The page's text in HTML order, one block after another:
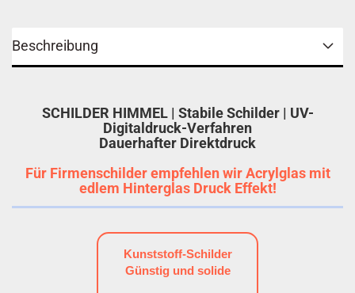
Beschreibung
SCHILDER HIMMEL | Stabile Schilder | UV-
Digitaldruck-Verfahren
Dauerhafter Direktdruck
Für Firmenschilder empfehlen wir Acrylglas mit
edlem Hinterglas Druck Effekt!
Kunststoff-Schilder
Günstig und solide